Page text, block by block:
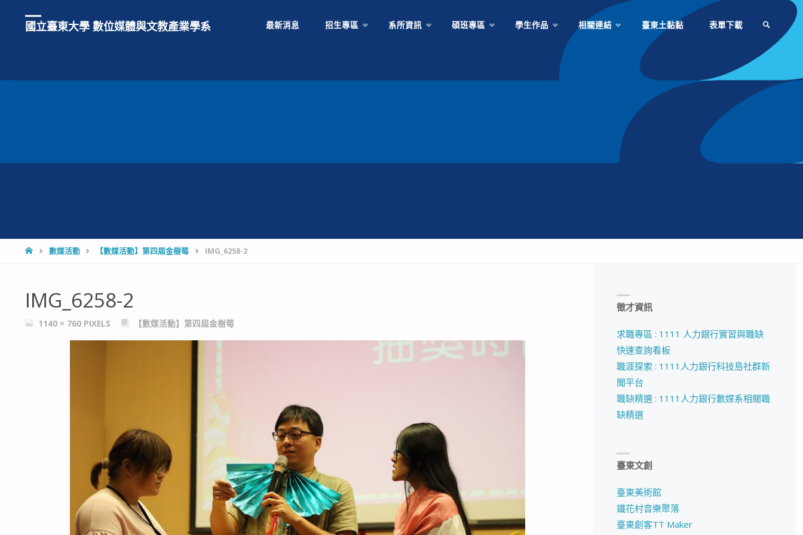
國立臺東大學 數位媒體與文教產業學系 最新消息 招生專區 系所資訊 碩班專區 學生作品 相關連結 臺東土黏黏 表單下載
HOME數媒活動 【數媒活動】第四屆金樹莓 IMG_6258-2
IMG_6258-2
FULL1140 × 760 PIXELS 【數媒活動】第四屆金樹莓
徵才資訊
求職專區 : 1111 人力銀行實習與職缺
快速查詢看板
職涯探索 : 1111人力銀行科技島社群新
聞平台
職缺精選 : 1111人力銀行數媒系相關職
缺精選
臺東文創
臺東美術館
鐵花村音樂聚落
臺東創客TT Maker